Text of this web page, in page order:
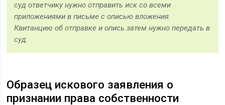
суд ответчику нужно отправить иск со всеми
приложениями в письме с описью вложения.
Квитанцию об отправке и опись затем нужно передать в
суд.
Образец искового заявления о
признании права собственности